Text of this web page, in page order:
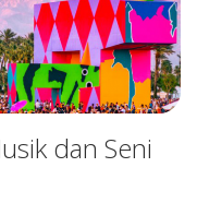
dan Seni